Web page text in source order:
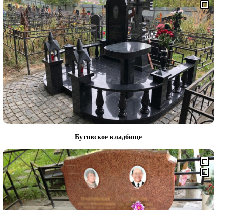
Бутовское кладбище